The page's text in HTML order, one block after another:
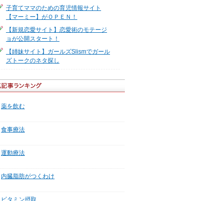
子育てママのための育児情報サイト
【マーミー】がＯＰＥＮ！
【新規恋愛サイト】恋愛術のモテージ
ョが公開スタート！
【姉妹サイト】ガールズSlismでガール
ズトークのネタ探し
薬を飲む
食事療法
運動療法
内臓脂肪がつくわけ
ビタミン摂取